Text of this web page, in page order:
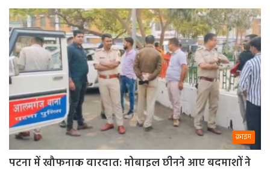
क्राइम
पटना में खौफनाक वारदात: मोबाइल छीनने आए बदमाशों ने